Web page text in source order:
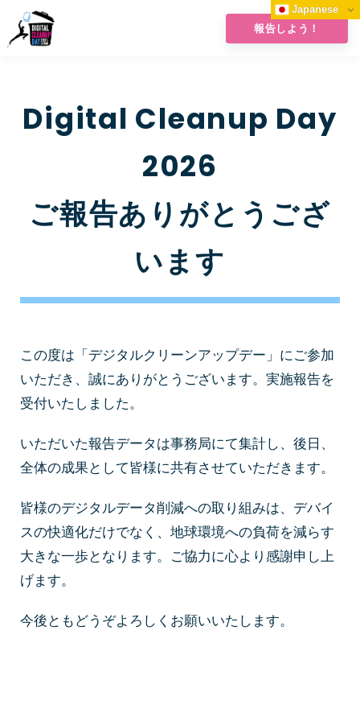
報告しよう！
Digital Cleanup Day
2026
ご報告ありがとうござ
います
この度は「デジタルクリーンアップデー」にご参加
いただき、誠にありがとうございます。実施報告を
受付いたしました。
いただいた報告データは事務局にて集計し、後日、
全体の成果として皆様に共有させていただきます。
皆様のデジタルデータ削減への取り組みは、デバイ
スの快適化だけでなく、地球環境への負荷を減らす
大きな一歩となります。ご協力に心より感謝申し上
げます。
今後ともどうぞよろしくお願いいたします。
Japanese